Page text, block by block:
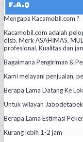
F.A.Q
Mengapa Kacamobil.com ?
Kacamobil.com adalah
dlsb. Merk ASAHIMAS,
profesional. Kualitas dan
Bagaimana Pengiriman &
Kami melayani penjualan,
Berapa Lama Datang Ke
Untuk wilayah
Berapa Lama Estimasi
Kurang lebih 1-2 jam